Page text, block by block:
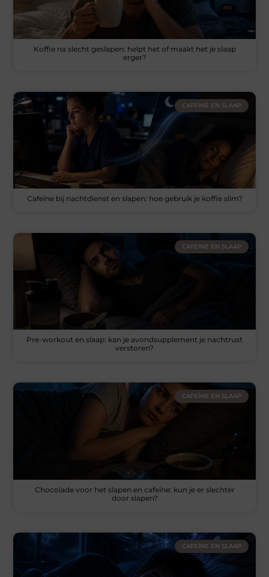
Koffie na slecht geslapen: helpt het of maakt het je slaap
erger?
CAFEÏNE EN SLAAP
Cafeïne bij nachtdienst en slapen: hoe gebruik je koffie slim?
CAFEÏNE EN SLAAP
Pre-workout en slaap: kan je avondsupplement je nachtrust
verstoren?
CAFEÏNE EN SLAAP
Chocolade voor het slapen en cafeïne: kun je er slechter
door slapen?
CAFEÏNE EN SLAAP